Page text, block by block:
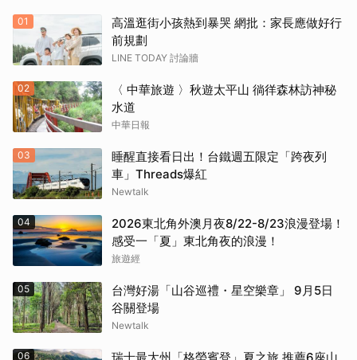
01
高溫逛街小孩熱到暴哭 網批：家長應做好行
前規劃
LINE TODAY 討論牆
02
〈 中華旅遊 〉秋遊太平山 徜徉森林訪神秘
水道
中華日報
03
睡醒直接看日出！台鐵週五限定「跨夜列
車」Threads爆紅
Newtalk
04
2026東北角外澳月夜8/22-8/23浪漫登場！
感受一「夏」東北角夜的浪漫！
旅遊經
05
台灣好湯「山谷巡禮・星空樂章」 9月5日
谷關登場
Newtalk
06